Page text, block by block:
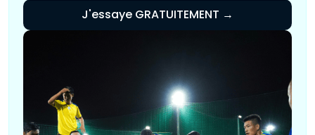
J'essaye GRATUITEMENT →